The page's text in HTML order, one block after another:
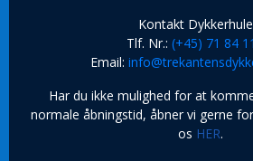
Kontakt
Tlf. Nr.: (+45) 71 84
Email:
Har du ikke mulighed for at
normale åbningstid, åbner vi gerne
os HER.